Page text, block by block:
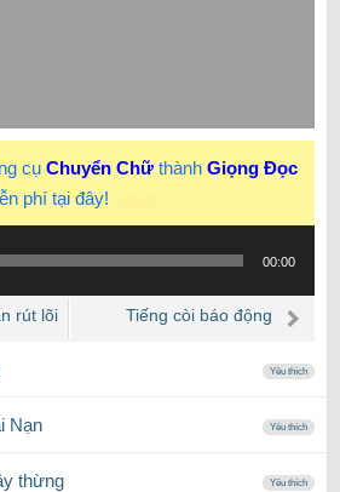
cụ Chuyển Chữthành Giọng Đọc
phí tại đây!
00:00
rút lõi
Tiếng còi báo động
Yêu thích
Nạn Yêu thích
thừng Yêu thích